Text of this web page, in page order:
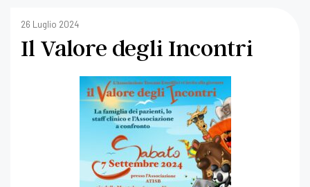
26 Luglio 2024
Il Valore degli Incontri